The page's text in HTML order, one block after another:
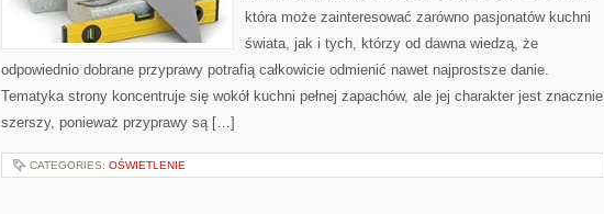
która może zainteresować zarówno pasjonatów kuchni
świata, jak i tych, którzy od dawna wiedzą, że
odpowiednio dobrane przyprawy potrafią całkowicie odmienić nawet najprostsze danie.
Tematyka strony koncentruje się wokół kuchni pełnej zapachów, ale jej charakter jest znacznie
szerszy, ponieważ przyprawy są […]
CATEGORIES: OŚWIETLENIE